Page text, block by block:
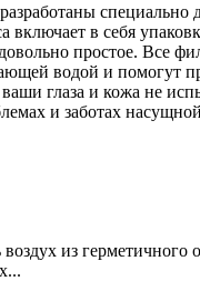
специально
включает в себя
простое. Все
водой и
ваши глаза и кожа не
и заботах
из